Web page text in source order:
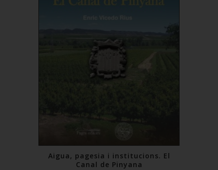
Aigua, pagesia i institucions. El
Canal de Pinyana